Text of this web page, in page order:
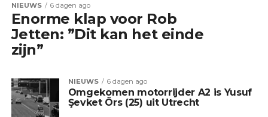
NIEUWS 6 dagen ago
Enorme klap voor Rob
Jetten: ”Dit kan het einde
zijn”
NIEUWS 6 dagen ago
Omgekomen motorrijder A2 is Yusuf
Şevket Örs (25) uit Utrecht